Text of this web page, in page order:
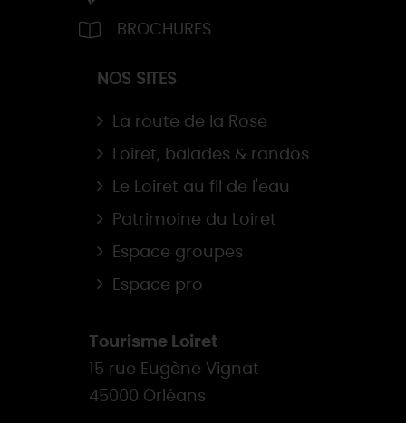
BROCHURES
NOS SITES
La route de la Rose
Loiret, balades & randos
Le Loiret au fil de l'eau
Patrimoine du Loiret
Espace groupes
Espace pro
Tourisme Loiret
15 rue Eugène Vignat
45000 Orléans